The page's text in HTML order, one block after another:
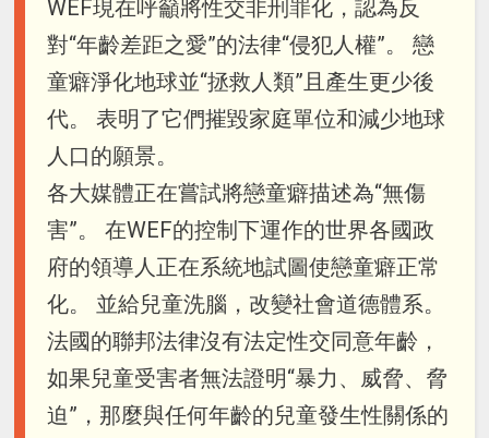
WEF現在呼籲將性交非刑罪化，認為反
對“年齡差距之愛”的法律“侵犯人權”。 戀
童癖淨化地球並“拯救人類”且產生更少後
代。 表明了它們摧毀家庭單位和減少地球
人口的願景。
各大媒體正在嘗試將戀童癖描述為“無傷
害”。 在WEF的控制下運作的世界各國政
府的領導人正在系統地試圖使戀童癖正常
化。 並給兒童洗腦，改變社會道德體系。
法國的聯邦法律沒有法定性交同意年齡，
如果兒童受害者無法證明“暴力、威脅、脅
迫”，那麼與任何年齡的兒童發生性關係的